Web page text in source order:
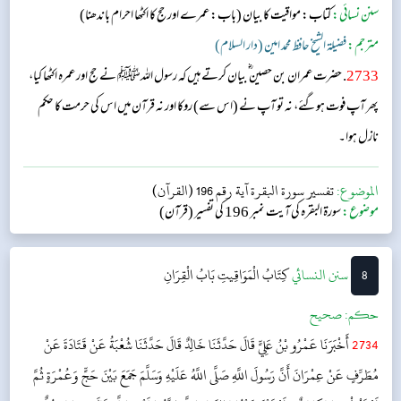
سنن نسائی:کتاب: مواقیت کا بیان(باب: عمرے اور حج کا اکٹھا احرام باندھنا)
مترجم:فضیلۃ الشیخ حافظ محمد امین (دار السلام)
2733. حضرت عمران بن حصین ؓ بیان کرتے ہیں کہ رسول اللہﷺ نے حج اور عمرہ اکٹھا کیا،
پھر آپ فوت ہوگئے، نہ تو آپ نے (اس سے) روکا اور نہ قرآن میں اس کی حرمت کا حکم
نازل ہوا۔
الموضوع:تفسير سورة البقرة آية رقم 196 (القرآن)
موضوع:سورۃ البقرہ کی آیت نمبر 196 کی تفسیر (قرآن)
8 ‌سنن النسائيکِتَابُ الْمَوَاقِيتِبَابُ الْقِرَانِ
حکم:صحیح
2734أَخْبَرَنَا عَمْرُو بْنُ عَلِيٍّ قَالَ حَدَّثَنَا خَالِدٌ قَالَ حَدَّثَنَا شُعْبَةُ عَنْ قَتَادَةَ عَنْ
مُطَرِّفٍ عَنْ عِمْرَانَ أَنَّ رَسُولَ اللَّهِ صَلَّى اللَّهُ عَلَيْهِ وَسَلَّمَ جَمَعَ بَيْنَ حَجٍّ وَعُمْرَةٍ ثُمَّ